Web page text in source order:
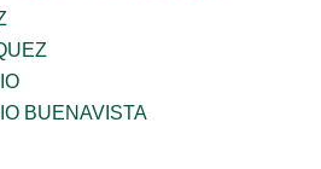
BUENAVISTA